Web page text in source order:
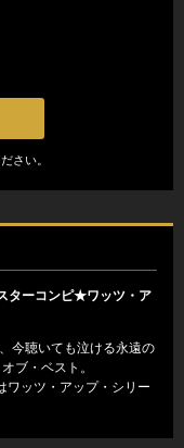
さい。
ターコンピ★ワッツ・ア
今聴いても泣ける永遠の
ブ・ベスト。
ッツ・アップ・シリー